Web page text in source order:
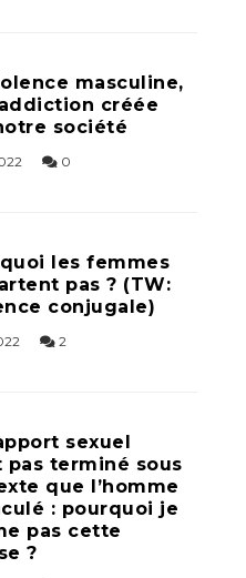
masculine,
créée
société
0
les femmes
pas ? (TW:
conjugale)
2
sexuel
pas terminé sous
que l’homme
: pourquoi je
pas cette
?